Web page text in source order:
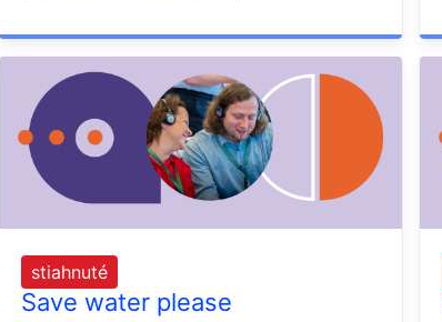
Save water please
stiahnuté